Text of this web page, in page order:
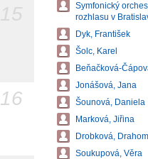
16
Symfonický
rozhlasu v
Dyk, František
Šolc, Karel
Beňačková-
Jonášová, Jana
Šounová, Daniela
Marková, Jiřina
Drobková,
Soukupová, Věra